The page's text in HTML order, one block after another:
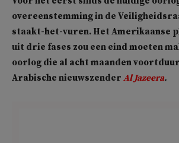
overeenstemming in de
staakt-het-vuren. Het Amerikaanse
uit drie fases zou een eind moeten
oorlog die al acht maanden
Arabische nieuwszender Al Jazeera.